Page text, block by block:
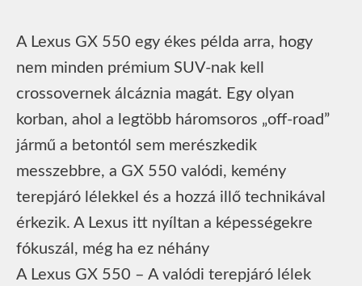
A Lexus GX 550 egy ékes példa arra, hogy
nem minden prémium SUV-nak kell
crossovernek álcáznia magát. Egy olyan
korban, ahol a legtöbb háromsoros „off-road”
jármű a betontól sem merészkedik
messzebbre, a GX 550 valódi, kemény
terepjáró lélekkel és a hozzá illő technikával
érkezik. A Lexus itt nyíltan a képességekre
fókuszál, még ha ez néhány
A Lexus GX 550 – A valódi terepjáró lélek